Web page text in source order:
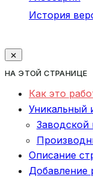
История
НА ЭТОЙ СТРАНИЦЕ
Как это
Уникальный
Заводской
Описание
Добавление